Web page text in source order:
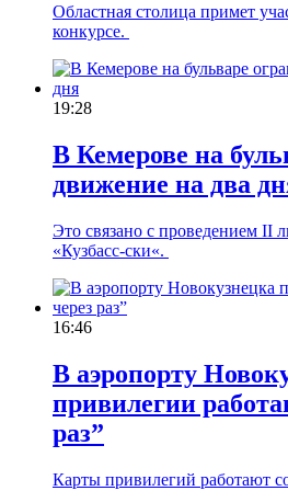
Областная столица примет
конкурсе.
19:28
В Кемерове на
движение на два
Это связано с проведением II
«Кузбасс-ски«.
16:46
В аэропорту
привилегии
раз”
Карты привилегий работают